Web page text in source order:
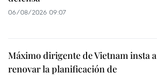
06/08/2026 09:07
Máximo dirigente de Vietnam insta a
renovar la planificación de